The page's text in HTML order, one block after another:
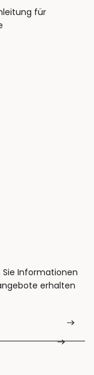
für
Sie Informationen
erhalten